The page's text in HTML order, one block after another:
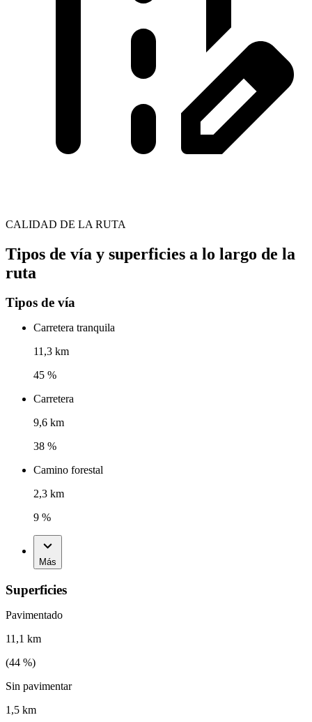
CALIDAD DE LA RUTA
Tipos de vía y superficies a lo largo de la
ruta
Tipos de vía
Carretera tranquila
11,3 km
45 %
Carretera
9,6 km
38 %
Camino forestal
2,3 km
9 %
Más
Superficies
Pavimentado
11,1 km
(44 %)
Sin pavimentar
1,5 km